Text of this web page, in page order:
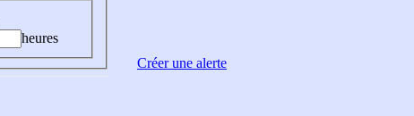
heures
Créer une alerte